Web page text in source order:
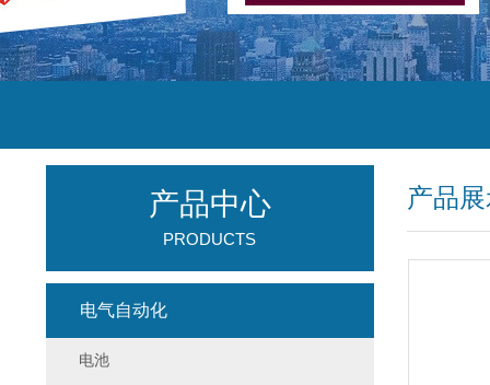
产品
产品中心
PRODUCTS
电气自动化
电池